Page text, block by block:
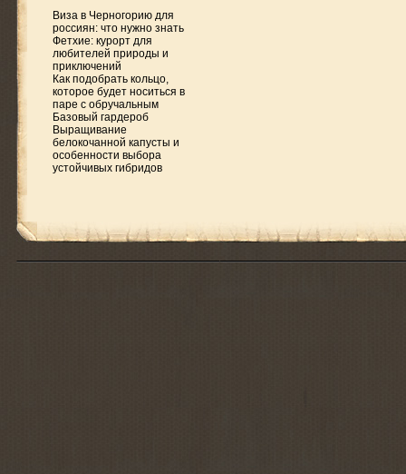
Виза в Черногорию для
россиян: что нужно знать
Фетхие: курорт для
любителей природы и
приключений
Как подобрать кольцо,
которое будет носиться в
паре с обручальным
Базовый гардероб
Выращивание
белокочанной капусты и
особенности выбора
устойчивых гибридов